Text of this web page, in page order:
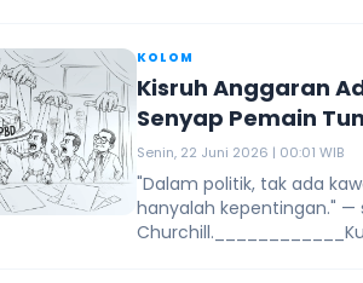
KOLOM
Kisruh Anggaran
Senyap Pemain
Senin, 22 Juni 2026 | 00:01 WIB
"Dalam politik, tak ada
hanyalah kepentingan." —